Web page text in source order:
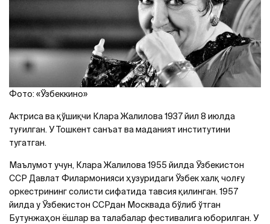
Фото: «Ўзбеккинo»
Актриса ва қўшиқчи Клара Жалилова 1937 йил 8 июлда
туғилган. У Тошкент санъат ва маданият институтини
тугатган.
Маълумот учун, Клара Жалилова 1955 йилда Ўзбекистон
ССР Давлат Филармонияси ҳузуридаги Ўзбек халқ чолғу
оркестрининг солисти сифатида тавсия қилинган. 1957
йилда у Ўзбекистон ССРдан Москвада бўлиб ўтган
Бутунжаҳон ёшлар ва талабалар фестивалига юборилган. У